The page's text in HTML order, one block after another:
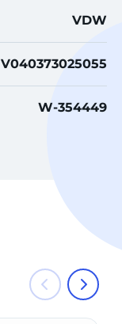
VDW
V040373025055
W-354449